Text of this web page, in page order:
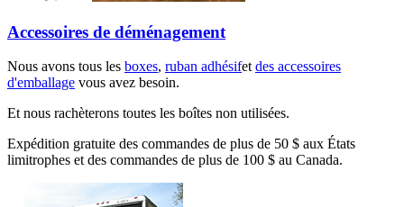
Accessoires de déménagement
Nous avons tous les boxes, ruban adhésifetdes accessoires
d'emballage vous avez besoin.
Et nous rachèterons toutes les boîtes non utilisées.
Expédition gratuite des commandes de plus de 50 $ aux États
limitrophes et des commandes de plus de 100 $ au Canada.